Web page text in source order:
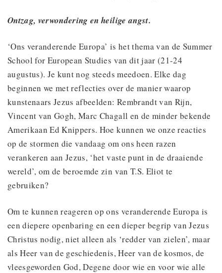
Ontzag, verwondering en heilige angst.
‘Ons veranderende Europa’ is het thema van de Summer
School for European Studies van dit jaar (21-24
augustus). Je kunt nog steeds meedoen. Elke dag
beginnen we met reflecties over de manier waarop
kunstenaars Jezus afbeelden: Rembrandt van Rijn,
Vincent van Gogh, Marc Chagall en de minder bekende
Amerikaan Ed Knippers. Hoe kunnen we onze reacties
op de stormen die vandaag om ons heen razen
verankeren aan Jezus, ‘het vaste punt in de draaiende
wereld’, om de beroemde zin van T.S. Eliot te
gebruiken?
Om te kunnen reageren op ons veranderende Europa is
een diepere openbaring en een dieper begrip van Jezus
Christus nodig, niet alleen als ‘redder van zielen’, maar
als Heer van de geschiedenis, Heer van de kosmos, de
vleesgeworden God, Degene door wie en voor wie alle